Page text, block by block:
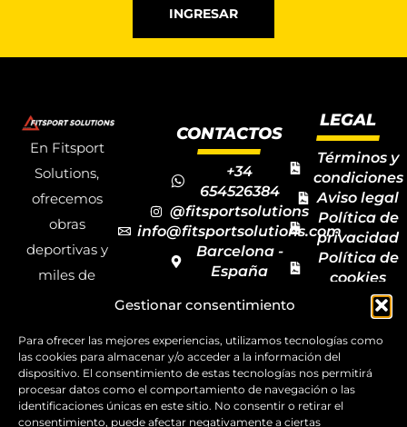
Gestionar consentimiento
Para ofrecer las mejores experiencias, utilizamos tecnologías como
las cookies para almacenar y/o acceder a la información del
dispositivo. El consentimiento de estas tecnologías nos permitirá
procesar datos como el comportamiento de navegación o las
identificaciones únicas en este sitio. No consentir o retirar el
consentimiento, puede afectar negativamente a ciertas
INGRESAR
En Fitsport
Solutions,
ofrecemos
obras
deportivas y
miles de
deportivos
para todas las
disciplinas,
CONTACTOS
+34
654526384
@fitsportsolutions
info@fitsportsolutions.com
Barcelona -
España
de contacto
LEGAL
Términos y
condiciones
Aviso legal
Política de
privacidad
Política de
cookies
Mapa del
sitio